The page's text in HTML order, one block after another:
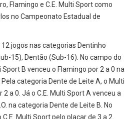
Flamingo e C.E. Multi Sport como
no Campeonato Estadual de
jogos nas categorias Dentinho
15), Dentão (Sub-16). No campo do
B venceu o Flamingo por 2 a 0 na
categoria Dente de Leite A, o Multi
a 0. Já o C.E. Multi Sport A venceu a
na categoria Dente de Leite B. No
Multi Sport pelo placar de 3 a 2.